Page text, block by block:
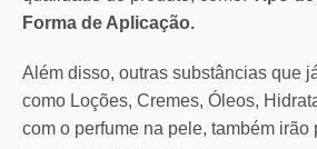
Forma de Aplicação.
Além disso, outras substâncias que
como Loções, Cremes, Óleos,
com o perfume na pele, também irão